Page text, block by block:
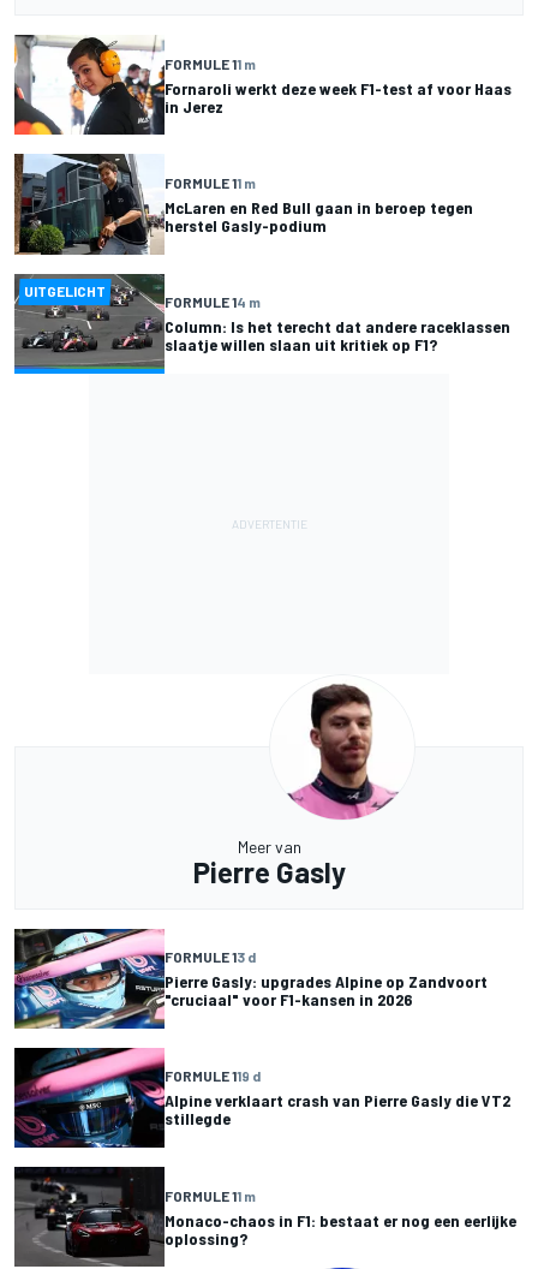
FORMULE 11 m
Fornaroli werkt deze week F1-test af voor Haas
in Jerez
FORMULE 11 m
McLaren en Red Bull gaan in beroep tegen
herstel Gasly-podium
UITGELICHT
FORMULE 14 m
Column: Is het terecht dat andere raceklassen
slaatje willen slaan uit kritiek op F1?
Meer van
Pierre Gasly
FORMULE 13 d
Pierre Gasly: upgrades Alpine op Zandvoort
"cruciaal" voor F1-kansen in 2026
FORMULE 119 d
Alpine verklaart crash van Pierre Gasly die VT2
stillegde
FORMULE 11 m
Monaco-chaos in F1: bestaat er nog een eerlijke
oplossing?